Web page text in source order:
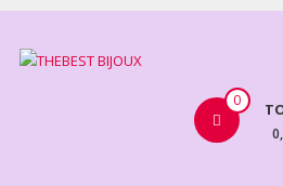
Aller
contenu
0